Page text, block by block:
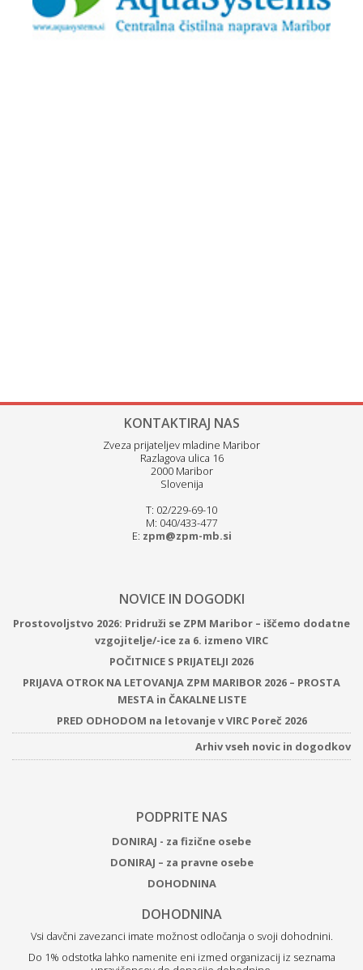
KONTAKTIRAJ NAS
Zveza prijateljev mladine Maribor
Razlagova ulica 16
2000 Maribor
Slovenija
T: 02/229-69-10
M: 040/433-477
E: zpm@zpm-mb.si
NOVICE IN DOGODKI
Prostovoljstvo 2026: Pridruži se ZPM Maribor – iščemo dodatne
vzgojitelje/-ice za 6. izmeno VIRC
POČITNICE S PRIJATELJI 2026
PRIJAVA OTROK NA LETOVANJA ZPM MARIBOR 2026 – PROSTA
MESTA in ČAKALNE LISTE
PRED ODHODOM na letovanje v VIRC Poreč 2026
Arhiv vseh novic in dogodkov
PODPRITE NAS
DONIRAJ - za fizične osebe
DONIRAJ – za pravne osebe
DOHODNINA
DOHODNINA
Vsi davčni zavezanci imate možnost odločanja o svoji dohodnini.
Do 1% odstotka lahko namenite eni izmed organizacij iz seznama